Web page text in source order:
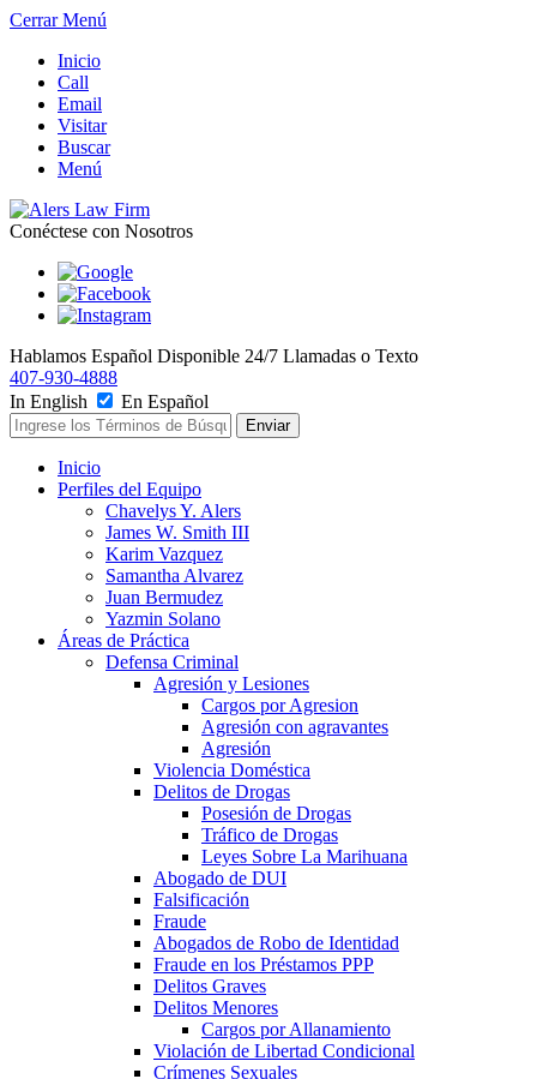
Cerrar Menú
Inicio
Call
Email
Visitar
Buscar
Menú
Conéctese con Nosotros
Hablamos Español Disponible 24/7 Llamadas o Texto
407-930-4888
In English
En Español
Inicio
Perfiles del Equipo
Chavelys Y. Alers
James W. Smith III
Karim Vazquez
Samantha Alvarez
Juan Bermudez
Yazmin Solano
Áreas de Práctica
Defensa Criminal
Agresión y Lesiones
Cargos por Agresion
Agresión con agravantes
Agresión
Violencia Doméstica
Delitos de Drogas
Posesión de Drogas
Tráfico de Drogas
Leyes Sobre La Marihuana
Abogado de DUI
Falsificación
Fraude
Abogados de Robo de Identidad
Fraude en los Préstamos PPP
Delitos Graves
Delitos Menores
Cargos por Allanamiento
Violación de Libertad Condicional
Crímenes Sexuales